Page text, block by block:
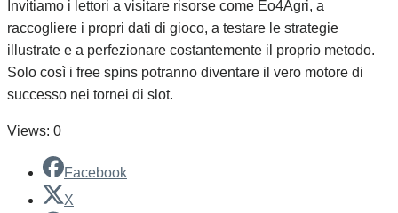
Invitiamo i lettori a visitare risorse come Eo4Agri, a
raccogliere i propri dati di gioco, a testare le strategie
illustrate e a perfezionare costantemente il proprio metodo.
Solo così i free spins potranno diventare il vero motore di
successo nei tornei di slot.
Views: 0
Facebook
X